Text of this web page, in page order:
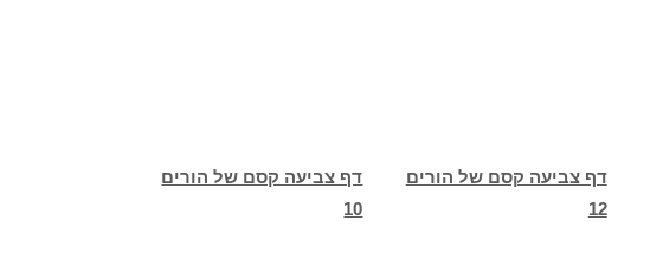
דף צביעה קסם של הורים
10
דף צביעה קסם של הורים
12